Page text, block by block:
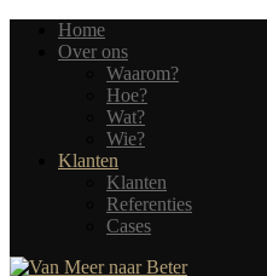
Home
Over ons
Waarom?
Hoe?
Wat?
Wie?
Klanten
Klanten
Referenties
Cases